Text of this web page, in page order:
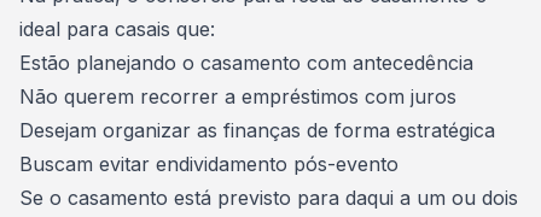
ideal para casais que:
Estão planejando o casamento com antecedência
Não querem recorrer a empréstimos com juros
Desejam organizar as finanças de forma estratégica
Buscam evitar endividamento pós-evento
Se o casamento está previsto para daqui a um ou dois